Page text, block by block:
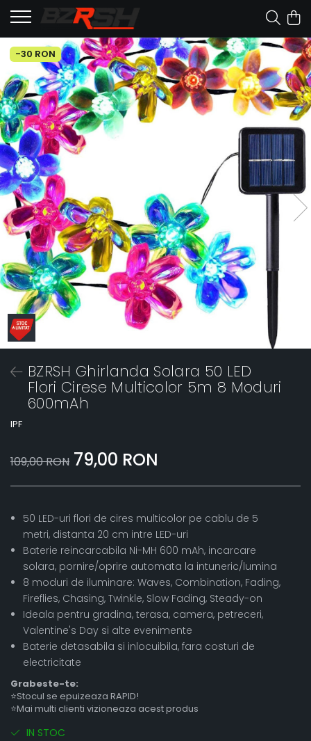
-30 RON
BZRSH Ghirlanda Solara 50 LED
Flori Cirese Multicolor 5m 8 Moduri
600mAh
IPF
109,00 RON 79,00 RON
50 LED-uri flori de cires multicolor pe cablu de 5
metri, distanta 20 cm intre LED-uri
Baterie reincarcabila Ni-MH 600 mAh, incarcare
solara, pornire/oprire automata la intuneric/lumina
8 moduri de iluminare: Waves, Combination, Fading,
Fireflies, Chasing, Twinkle, Slow Fading, Steady-on
Ideala pentru gradina, terasa, camera, petreceri,
Valentine's Day si alte evenimente
Baterie detasabila si inlocuibila, fara costuri de
electricitate
Grabeste-te:
⭐Stocul se epuizeaza RAPID!
⭐Mai multi clienti vizioneaza acest produs
IN STOC